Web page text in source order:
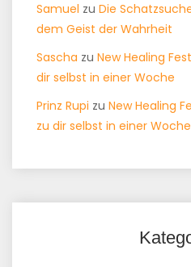
Samuel zu Die
dem Geist der Wahrheit
Sascha zu New Healing
dir selbst in einer Woche
Prinz Rupi zu New Healing
zu dir selbst in einer Woche